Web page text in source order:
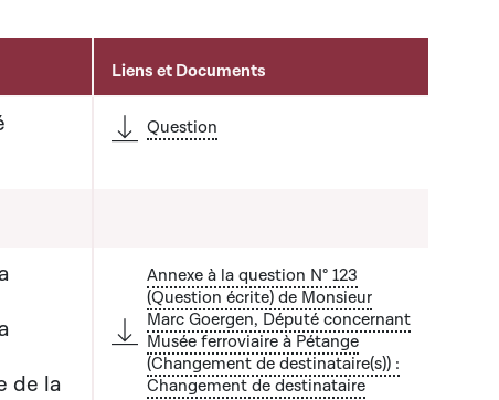
Liens et Documents
Question
liste qui précède
de la
Annexe à la question N° 123
(Question écrite) de Monsieur
Marc Goergen, Député concernant
Musée ferroviaire à Pétange
(Changement de destinataire(s)) :
Changement de destinataire